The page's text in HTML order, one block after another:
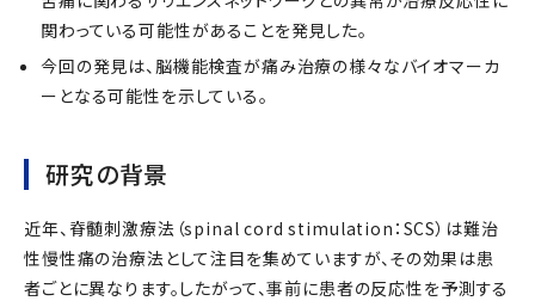
関わっている可能性があることを発見した。
今回の発見は、脳機能検査が痛み治療の様々なバイオマーカ
ーとなる可能性を示している。
研究の背景
近年、脊髄刺激療法（spinal cord stimulation：SCS）は難治
性慢性痛の治療法として注目を集めていますが、その効果は患
者ごとに異なります。したがって、事前に患者の反応性を予測する